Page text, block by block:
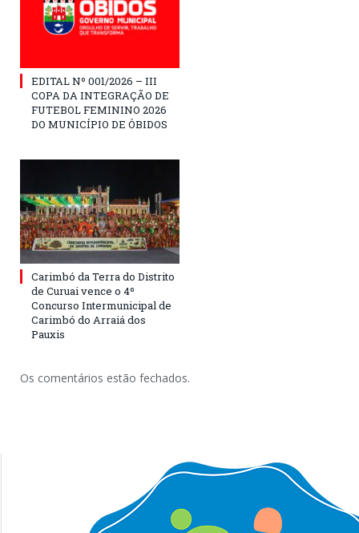
EDITAL Nº 001/2026 – III
COPA DA INTEGRAÇÃO DE
FUTEBOL FEMININO 2026
DO MUNICÍPIO DE ÓBIDOS
Carimbó da Terra do Distrito
de Curuai vence o 4º
Concurso Intermunicipal de
Carimbó do Arraiá dos
Pauxis
Os comentários estão fechados.